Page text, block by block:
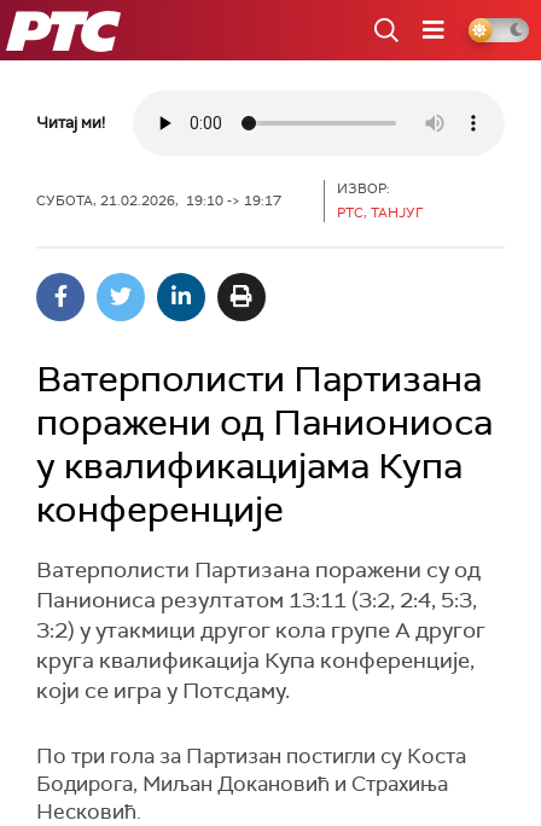
РТС
Читај ми!
СУБОТА, 21.02.2026, 19:10 -> 19:17
ИЗВОР:
РТС, ТАНЈУГ
Ватерполисти Партизана
поражени од Паниониоса
у квалификацијама Купа
конференције
Ватерполисти Партизана поражени су од
Паниониса резултатом 13:11 (3:2, 2:4, 5:3,
3:2) у утакмици другог кола групе А другог
круга квалификација Купа конференције,
који се игра у Потсдаму.
По три гола за Партизан постигли су Коста
Бодирога, Миљан Докановић и Страхиња
Несковић.